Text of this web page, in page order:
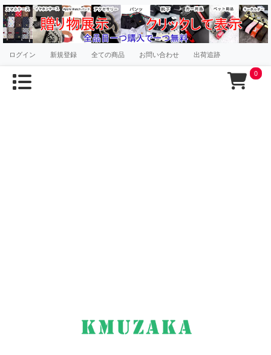
ログイン 新規登録 全ての商品 お問い合わせ 出荷追跡
0